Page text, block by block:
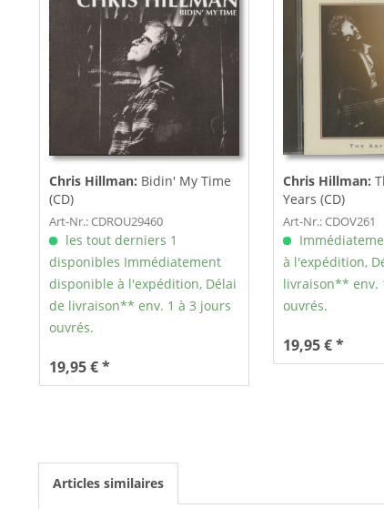
Chris Hillman: Bidin' My Time
(CD)
Art-Nr.: CDROU29460
les tout derniers 1
disponibles Immédiatement
disponible à l'expédition, Délai
de livraison** env. 1 à 3 jours
ouvrés.
19,95 € *
Chris Hillman:
Years (CD)
Art-Nr.: CDOV261
à l'expédition,
livraison** env.
ouvrés.
19,95 € *
Articles similaires